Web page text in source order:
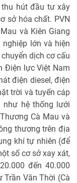
thu hút đầu tư xây
sở hóa chất. PVN
và Kiên Giang
lớn và hiện
dịch cơ cấu
Điện lực Việt Nam
điện diesel, điện
trời và tuyến cáp
như hệ thống lưới
Cà Mau và
thương trên địa
khí tự nhiên (để
số cơ sở xay xát,
đến 40.000
Văn Thời (Cà